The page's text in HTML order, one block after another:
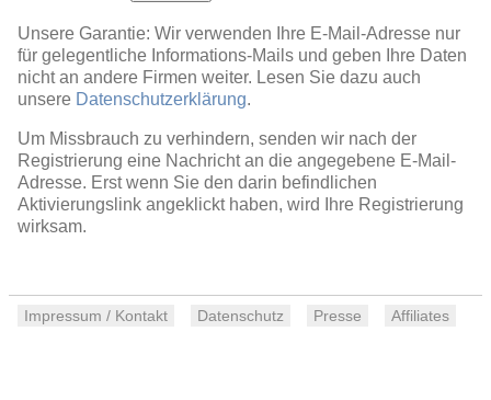
Unsere Garantie: Wir verwenden Ihre E-Mail-Adresse nur
für gelegentliche Informations-Mails und geben Ihre Daten
nicht an andere Firmen weiter. Lesen Sie dazu auch
unsere Datenschutzerklärung.
Um Missbrauch zu verhindern, senden wir nach der
Registrierung eine Nachricht an die angegebene E-Mail-
Adresse. Erst wenn Sie den darin befindlichen
Aktivierungslink angeklickt haben, wird Ihre Registrierung
wirksam.
Impressum / Kontakt Datenschutz Presse Affiliates